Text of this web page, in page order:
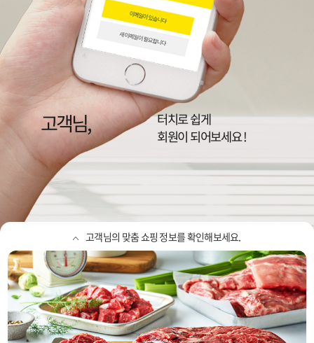
NC, 뉴코아, 2001, 팩토리, 동아
정보를 확인하세요
고객님,
터치로 쉽게
회원이 되어보세요 !
이랜드리테일,
고객님의 맞춤 쇼핑 정보를 확인해보세요.